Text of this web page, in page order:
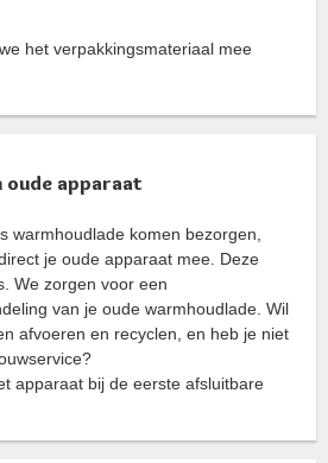
het verpakkingsmateriaal mee
oude apparaat
warmhoudlade komen bezorgen,
je oude apparaat mee. Deze
We zorgen voor een
van je oude warmhoudlade. Wil
afvoeren en recyclen, en heb je niet
apparaat bij de eerste afsluitbare